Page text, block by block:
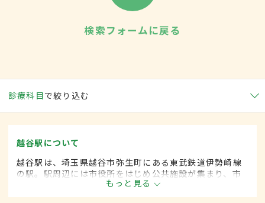
検索フォームに戻る
診療科目で絞り込む
越谷駅について
越谷駅は、埼玉県越谷市弥生町にある東武鉄道伊勢崎線
の駅。駅周辺には市役所をはじめ公共施設が集まり、市
の中心となっている。東口、西口ともにロータリーが整
備され、駅構内には飲食店などが軒を連ねる。
もっと見る